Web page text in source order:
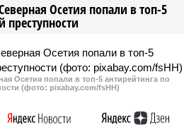
Осетия попали в топ-5
преступности
Осетия попали в топ-5 антирейтинга по
(фото: pixabay.com/fsHH)